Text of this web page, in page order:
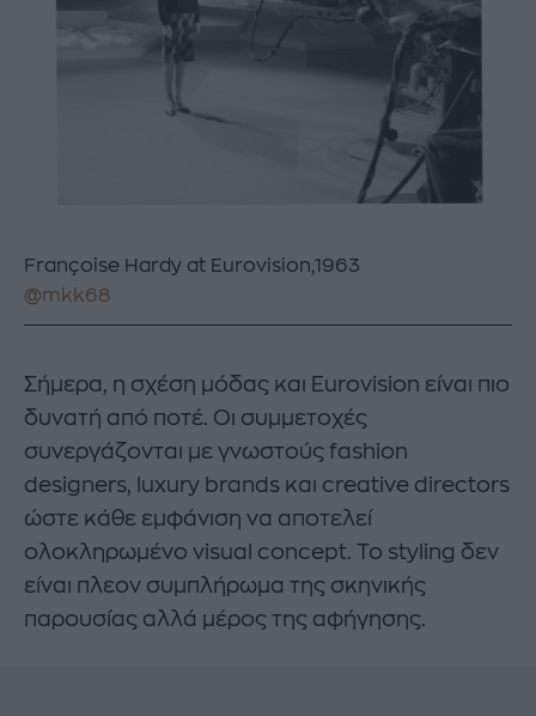
Françoise Hardy at Eurovision,1963
@mkk68
Σήμερα, η σχέση μόδας και Eurovision είναι πιο
δυνατή από ποτέ. Οι συμμετοχές
συνεργάζονται με γνωστούς fashion
designers, luxury brands και creative directors
ώστε κάθε εμφάνιση να αποτελεί
ολοκληρωμένο visual concept. Το styling δεν
είναι πλεον συμπλήρωμα της σκηνικής
παρουσίας αλλά μέρος της αφήγησης.